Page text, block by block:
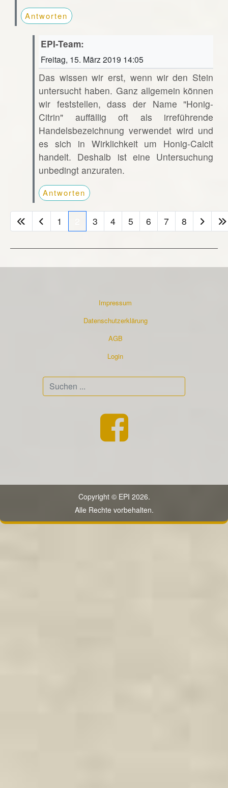
Antworten
EPI-Team:
Freitag, 15. März 2019 14:05
Das wissen wir erst, wenn wir den Stein
untersucht haben. Ganz allgemein können
wir feststellen, dass der Name "Honig-
Citrin" auffällig oft als irreführende
Handelsbezeichnung verwendet wird und
es sich in Wirklichkeit um Honig-Calcit
handelt. Deshalb ist eine Untersuchung
unbedingt anzuraten.
Antworten
1 3 4 5 6 7 8
Impressum
Datenschutzerklärung
AGB
Login
Copyright © EPI 2026.
Alle Rechte vorbehalten.